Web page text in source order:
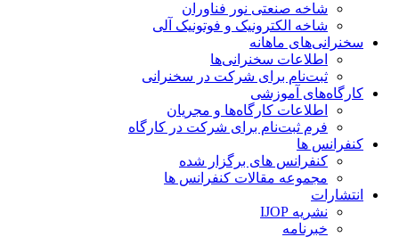
شاخه صنعتی نور فناوران
شاخه‌ الکترونیک و فوتونیک آلی
سخنرانی‌های ماهانه
اطلاعات سخنرانی‌‌ها
ثبت‌نام برای شرکت در سخنرانی
کارگاه‌های آموزشی
اطلاعات کارگاه‌ها و مجریان
فرم ثبت‌نام برای شرکت در کارگاه
کنفرانس ها
کنفرانس های برگزار شده
مجموعه مقالات کنفرانس ها
انتشارات
نشریه IJOP
خبرنامه